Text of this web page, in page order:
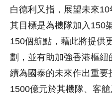
白德利又指，展望未來10
其目標是為機隊加入150
150個航點，藉此將提供
劃，並有助加強香港樞
續為國泰的未來作出重要
1500億元於其機隊、客